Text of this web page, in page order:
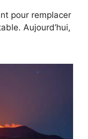
pour remplacer
Aujourd’hui,